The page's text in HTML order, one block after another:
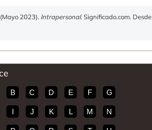
2023). Intrapersonal. Significado.com. Desde
B C D E F G
I J K L M N